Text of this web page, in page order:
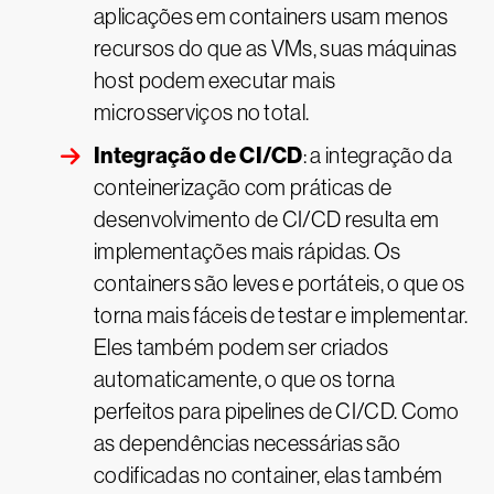
aplicações em containers usam menos
recursos do que as VMs, suas máquinas
host podem executar mais
microsserviços no total.
Integração de CI/CD: a integração da
conteinerização com práticas de
desenvolvimento de CI/CD resulta em
implementações mais rápidas. Os
containers são leves e portáteis, o que os
torna mais fáceis de testar e implementar.
Eles também podem ser criados
automaticamente, o que os torna
perfeitos para pipelines de CI/CD. Como
as dependências necessárias são
codificadas no container, elas também